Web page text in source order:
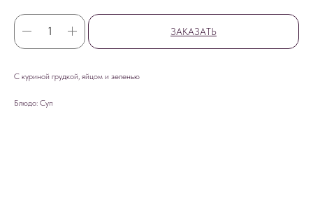
ЗАКАЗАТЬ
С куриной грудкой, яйцом и зеленью
Блюдо: Суп